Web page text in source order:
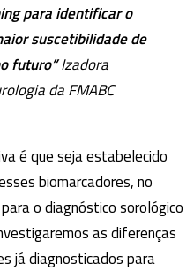
para identificar o
suscetibilidade de
futuro”Izadora
da FMABC
é que seja estabelecido
biomarcadores, no
o diagnóstico sorológico
as diferenças
já diagnosticados para